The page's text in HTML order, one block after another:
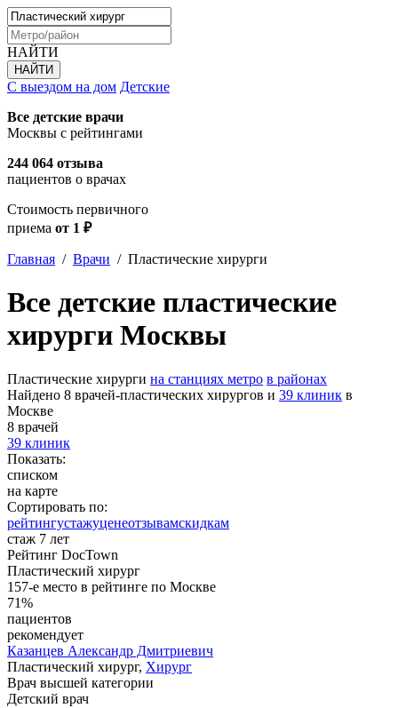
НАЙТИ
С выездом на дом Детские
Все детские врачи
Москвы с рейтингами
244 064 отзыва
пациентов о врачах
Стоимость первичного
приема от 1 ₽
Главная / Врачи / Пластические хирурги
Все детские пластические
хирурги Москвы
Пластические хирурги на станциях метро в районах
Найдено 8 врачей-пластических хирургов и 39 клиник в
Москве
8 врачей
39 клиник
Показать:
списком
на карте
Сортировать по:
рейтингустажуценеотзывамcкидкам
стаж 7 лет
Рейтинг DocTown
Пластический хирург
157-е место в рейтинге по Москве
71%
пациентов
рекомендует
Казанцев Александр Дмитриевич
Пластический хирург, Хирург
Врач высшей категории
Детский врач